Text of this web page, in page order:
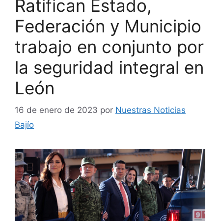
Ratifican Estado,
Federación y Municipio
trabajo en conjunto por
la seguridad integral en
León
16 de enero de 2023 por Nuestras Noticias
Bajío